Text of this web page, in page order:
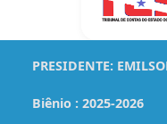
PRESIDENTE:
Biênio : 2025-2026